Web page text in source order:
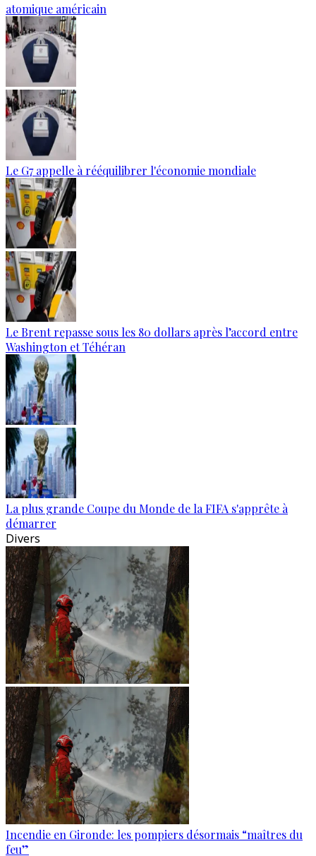
atomique américain
Le G7 appelle à rééquilibrer l'économie mondiale
Le Brent repasse sous les 80 dollars après l’accord entre
Washington et Téhéran
La plus grande Coupe du Monde de la FIFA s'apprête à
démarrer
Divers
Incendie en Gironde: les pompiers désormais “maîtres du
feu”